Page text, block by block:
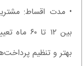
• مدت اقساط:
بین ۱۲
بهتر و تنظیم